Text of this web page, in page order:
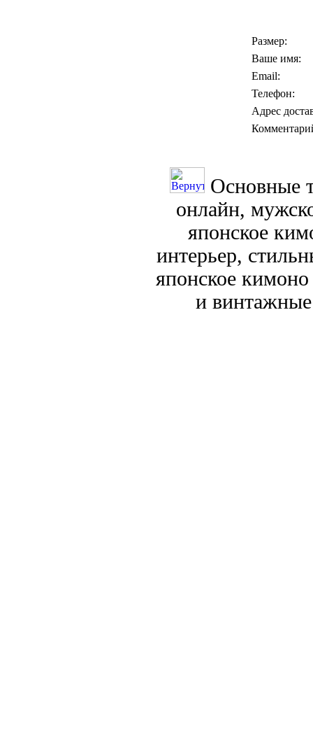
Размер:
Ваше имя:
Email:
Телефон:
Адрес
Основные
онлайн,
японское
интерьер,
японское
и